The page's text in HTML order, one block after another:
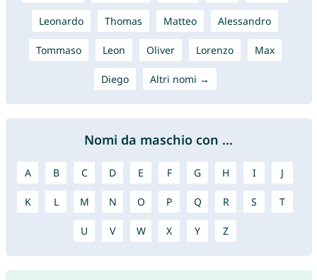
Leonardo Thomas Matteo Alessandro
Tommaso Leon Oliver Lorenzo Max
Diego Altri nomi →
Nomi da maschio con ...
A B C D E F G H I J
K L M N O P Q R S T
U V W X Y Z